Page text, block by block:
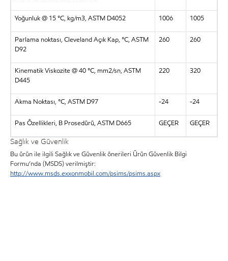
Yoğunluk @ 15 °C, kg/m3, ASTM D4052 1006 1005
Parlama noktası, Cleveland Açık Kap, °C, ASTM
D92
260 260
Kinematik Viskozite @ 40 °C, mm2/sn, ASTM
D445
220 320
Akma Noktası, °C, ASTM D97 -24 -24
Pas Özellikleri, B Prosedürü, ASTM D665 GEÇER GEÇER
Sağlık ve Güvenlik
Bu ürün ile ilgili Sağlık ve Güvenlik önerileri Ürün Güvenlik Bilgi
Formu’nda (MSDS) verilmiştir:
http://www.msds.exxonmobil.com/psims/psims.aspx